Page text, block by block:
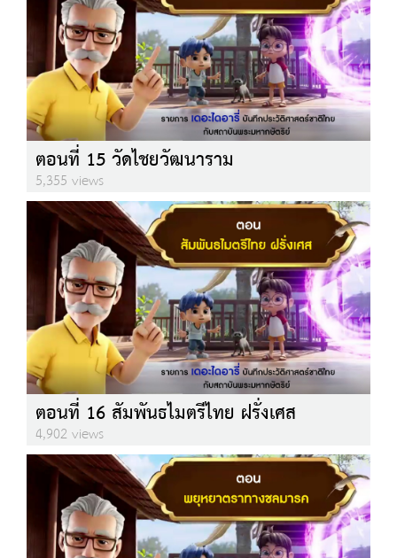
ตอนที่ 15 วัดไชยวัฒนาราม
5,355 views
ตอนที่ 16 สัมพันธไมตรีไทย ฝรั่งเศส
4,902 views